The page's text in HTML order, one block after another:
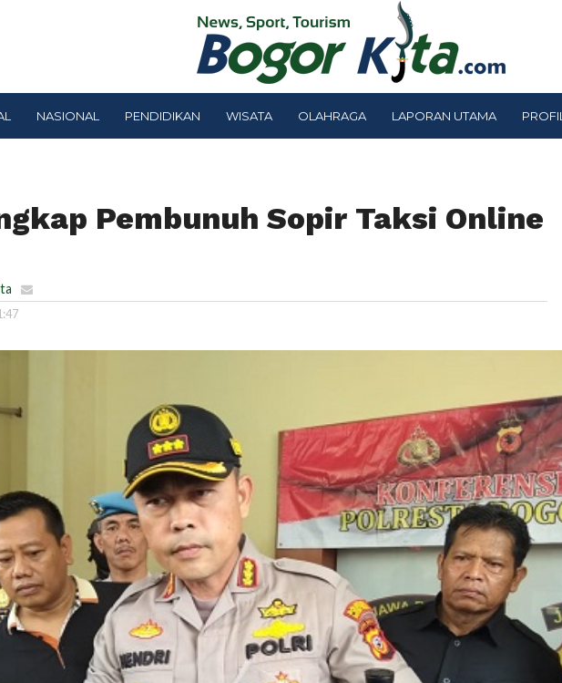
NASIONAL PENDIDIKAN WISATA OLAHRAGA LAPORAN UTAMA PROFIL
Pembunuh Sopir Taksi Online